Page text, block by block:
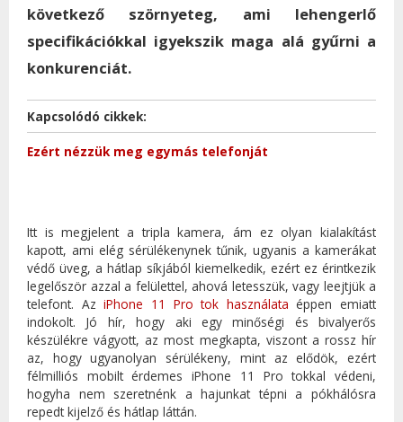
következő szörnyeteg, ami lehengerlő
specifikációkkal igyekszik maga alá gyűrni a
konkurenciát.
Kapcsolódó cikkek:
Ezért nézzük meg egymás telefonját
Itt is megjelent a tripla kamera, ám ez olyan kialakítást
kapott, ami elég sérülékenynek tűnik, ugyanis a kamerákat
védő üveg, a hátlap síkjából kiemelkedik, ezért ez érintkezik
legelőször azzal a felülettel, ahová letesszük, vagy leejtjük a
telefont. AziPhone 11 Pro tok használataéppen emiatt
indokolt. Jó hír, hogy aki egy minőségi és bivalyerős
készülékre vágyott, az most megkapta, viszont a rossz hír
az, hogy ugyanolyan sérülékeny, mint az elődök, ezért
félmilliós mobilt érdemes iPhone 11 Pro tokkal védeni,
hogyha nem szeretnénk a hajunkat tépni a pókhálósra
repedt kijelző és hátlap láttán.